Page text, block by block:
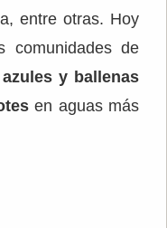
entre otras. Hoy
comunidades de
y ballenas
en aguas más